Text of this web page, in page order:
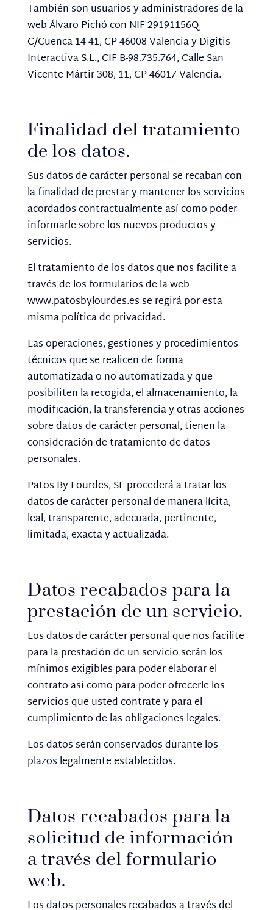
También son usuarios y administradores de la
web Álvaro Pichó con NIF 29191156Q
C/Cuenca 14-41, CP 46008 Valencia yDigitis
Interactiva S.L., CIFB-98.735.764, Calle San
Vicente Mártir 308, 11, CP46017 Valencia.
Finalidad del tratamiento
de los datos.
Sus datos de carácter personal se recaban con
la finalidad de prestar y mantener los servicios
acordados contractualmente así como poder
informarle sobre los nuevos productos y
servicios.
El tratamiento de los datos que nos facilite a
través de los formularios de la web
www.patosbylourdes.es se regirá por esta
misma política de privacidad.
Las operaciones, gestiones y procedimientos
técnicos que se realicen de forma
automatizada o no automatizada y que
posibiliten la recogida, el almacenamiento, la
modificación, la transferencia y otras acciones
sobre datos de carácter personal, tienen la
consideración de tratamiento de datos
personales.
Patos By Lourdes, SL procederá a tratar los
datos de carácter personal de manera lícita,
leal, transparente, adecuada, pertinente,
limitada, exacta y actualizada.
Datos recabados para la
prestación de un servicio.
Los datos de carácter personal que nos facilite
para la prestación de un servicio serán los
mínimos exigibles para poder elaborar el
contrato así como para poder ofrecerle los
servicios que usted contrate y para el
cumplimiento de las obligaciones legales.
Los datos serán conservados durante los
plazos legalmente establecidos.
Datos recabados para la
solicitud de información
a través del formulario
web.
Los datos personales recabados a través del